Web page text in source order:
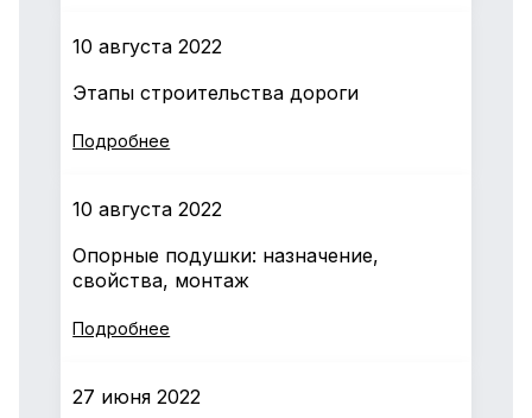
10 августа 2022
Этапы строительства дороги
Подробнее
10 августа 2022
Опорные подушки: назначение,
свойства, монтаж
Подробнее
27 июня 2022